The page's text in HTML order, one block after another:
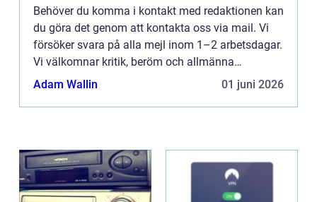
Behöver du komma i kontakt med redaktionen kan
du göra det genom att kontakta oss via mail. Vi
försöker svara på alla mejl inom 1–2 arbetsdagar.
Vi välkomnar kritik, beröm och allmänna
kommentarer till innehållet på vår sida.
Adam Wallin 01 juni 2026